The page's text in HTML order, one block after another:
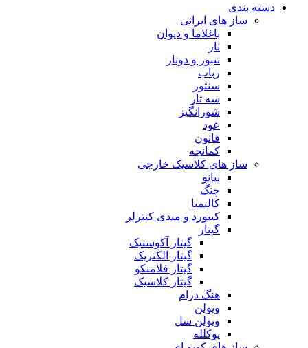
دسته بندی
ساز های ایرانی
باغلاما و دیوان
تار
تنبور و دوتار
رباب
سنتور
سه تار
شورانگیز
عود
قانون
کمانچه
ساز های کلاسیک خارجی
پیانو
چنگ
کالیمبا
کیبورد و میدی کنترلر
گیتار
گیتار آکوستیک
گیتار الکتریک
گیتار فلامنکو
گیتار کلاسیک
هنگ درام
ویولن
ویولن سل
یوکلله